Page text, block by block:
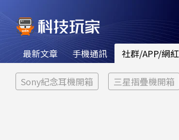
最新文章 手機通訊 社群/APP/網紅
Sony紀念耳機開箱 三星摺疊機開箱